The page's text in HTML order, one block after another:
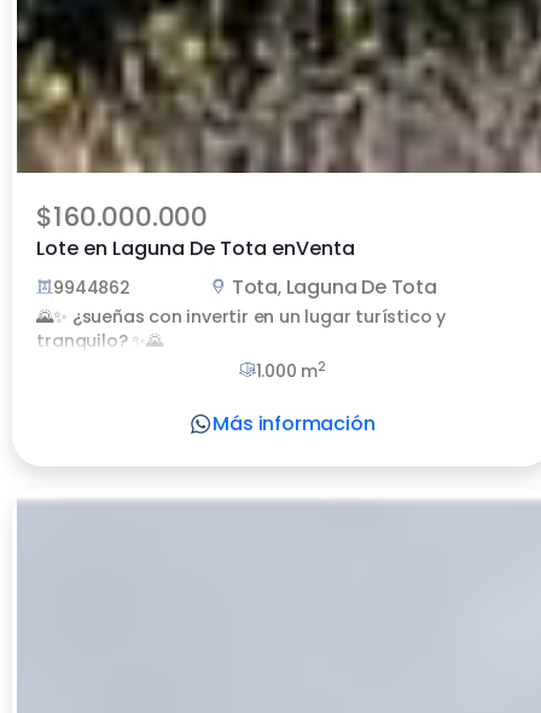
$160.000.000
Lote en Laguna De Tota enVenta
9944862 Tota, Laguna De Tota
🌄✨ ¿sueñas con invertir en un lugar turístico y
tranquilo? ✨🌄
1.000 m2
Más información